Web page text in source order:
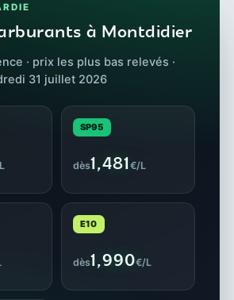
à Montdidier
· prix les plus bas relevés ·
31 juillet 2026
SP95
dès1,481€/L
E10
dès1,990€/L